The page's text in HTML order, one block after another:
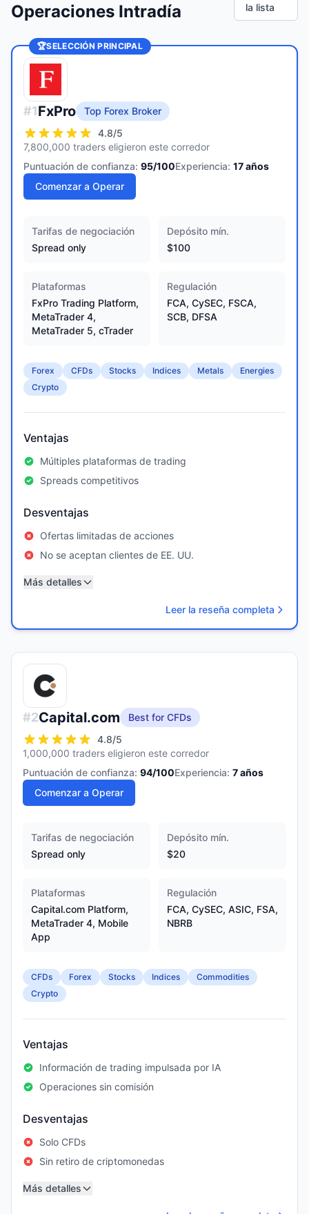
Operaciones Intradía
la lista
🏆SELECCIÓN PRINCIPAL
#1FxPro
Top Forex Broker
4.8/5
7,800,000 traders eligieron este corredor
Puntuación de confianza: 95/100Experiencia: 17años
Comenzar a Operar
Tarifas de negociación
Spread only
Depósito mín.
$100
Plataformas
FxPro Trading Platform,
MetaTrader 4,
MetaTrader 5, cTrader
Regulación
FCA, CySEC, FSCA,
SCB, DFSA
Forex CFDs Stocks Indices Metals
Energies
Crypto
Ventajas
Múltiples plataformas de trading
Spreads competitivos
Desventajas
Ofertas limitadas de acciones
No se aceptan clientes de EE. UU.
Más detalles
Leer la reseña completa
#2Capital.com
Best for CFDs
4.8/5
1,000,000 traders eligieron este corredor
Puntuación de confianza: 94/100Experiencia: 7años
Comenzar a Operar
Tarifas de negociación
Spread only
Depósito mín.
$20
Plataformas
Capital.com Platform,
MetaTrader 4, Mobile
App
Regulación
FCA, CySEC, ASIC, FSA,
NBRB
CFDs Forex Stocks Indices
Commodities
Crypto
Ventajas
Información de trading impulsada por IA
Operaciones sin comisión
Desventajas
Solo CFDs
Sin retiro de criptomonedas
Más detalles